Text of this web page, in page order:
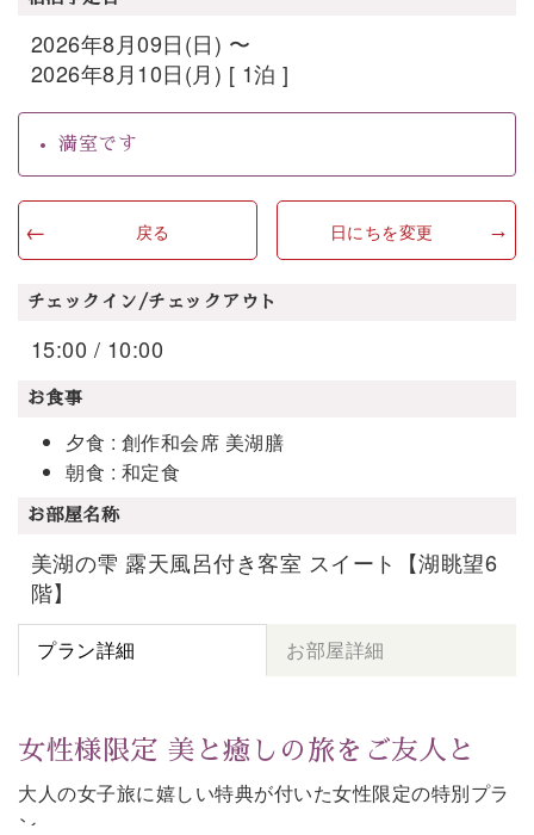
2026年8月09日(日) 〜
2026年8月10日(月) [ 1泊 ]
満室です
戻る 日にちを変更
チェックイン/チェックアウト
15:00 / 10:00
お食事
夕食 : 創作和会席 美湖膳
朝食 : 和定食
お部屋名称
美湖の雫 露天風呂付き客室 スイート【湖眺望6
階】
プラン詳細 お部屋詳細
女性様限定 美と癒しの旅をご友人と
大人の女子旅に嬉しい特典が付いた女性限定の特別プラ
ン。